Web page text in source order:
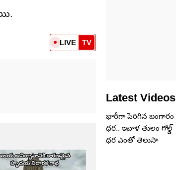
LIVE TV
Latest Videos
భారీగా పెరిగిన బంగారం
ధర.. ఇవాళ తులం గోల్డ్‌
ధర ఎంతో తెలుసా